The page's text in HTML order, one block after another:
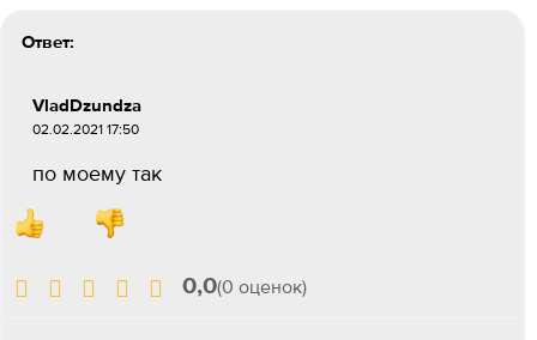
Ответ:
VladDzundza
02.02.2021 17:50
по моему так
0,0(0 оценок)